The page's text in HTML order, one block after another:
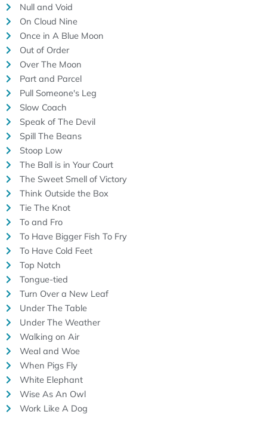
Null and Void
On Cloud Nine
Once in A Blue Moon
Out of Order
Over The Moon
Part and Parcel
Pull Someone's Leg
Slow Coach
Speak of The Devil
Spill The Beans
Stoop Low
The Ball is in Your Court
The Sweet Smell of Victory
Think Outside the Box
Tie The Knot
To and Fro
To Have Bigger Fish To Fry
To Have Cold Feet
Top Notch
Tongue-tied
Turn Over a New Leaf
Under The Table
Under The Weather
Walking on Air
Weal and Woe
When Pigs Fly
White Elephant
Wise As An Owl
Work Like A Dog